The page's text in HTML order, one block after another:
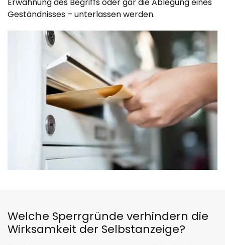
Geständnisses – unterlassen werden.
Welche Sperrgründe verhindern die
Wirksamkeit der Selbstanzeige?